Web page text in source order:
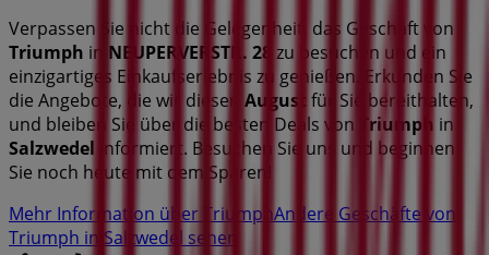
Verpassen Sie nicht die Gelegenheit, das Geschäft von
Triumph in NEUPERVERSTR. 28 zu besuchen und ein
einzigartiges Einkaufserlebnis zu genießen. Erkunden Sie
die Angebote, die wir diesen August für Sie bereithalten,
und bleiben Sie über die besten Deals von Triumph in
Salzwedel informiert. Besuchen Sie uns und beginnen
Sie noch heute mit dem Sparen!
Mehr Information über TriumphAndere Geschäfte von
Triumph in Salzwedel sehen